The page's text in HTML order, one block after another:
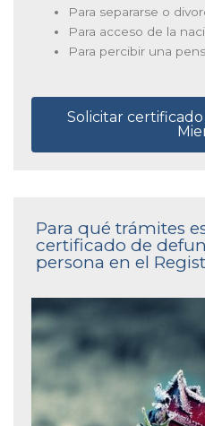
Para separarse o
Para acceso de la
Para percibir una
Solicitar
Para qué trámites
certificado de
persona en el